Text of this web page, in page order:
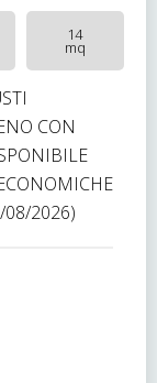
14
mq
CON
08/2026)